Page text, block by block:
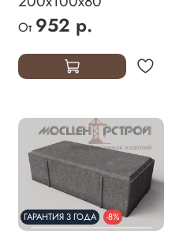
От 952 р.
ГАРАНТИЯ 3 ГОДА -8%